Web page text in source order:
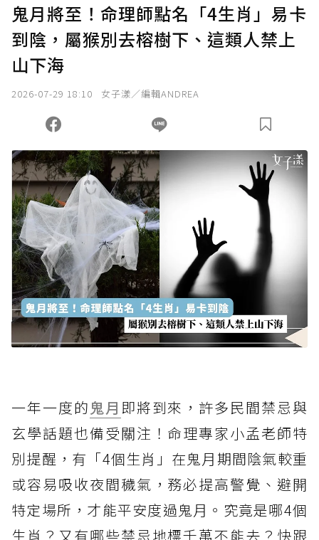
確認送出
您當前剩餘 U 利點數：0點；前往 購買點數
鬼月將至！命理師點名「4生肖」易卡
到陰，屬猴別去榕樹下、這類人禁上
山下海
2026-07-29 18:10 女子漾／編輯ANDREA
一年一度的 鬼月 即將到來，許多民間禁忌與
玄學話題也備受關注！命理專家小孟老師特
別提醒，有「4個生肖」在鬼月期間陰氣較重
或容易吸收夜間穢氣，務必提高警覺、避開
特定場所，才能平安度過鬼月。究竟是哪4個
生肖？又有哪些禁忌地標千萬不能去？快跟